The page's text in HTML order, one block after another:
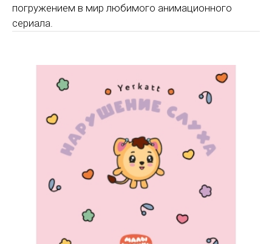
погружением в мир любимого анимационного
сериала.